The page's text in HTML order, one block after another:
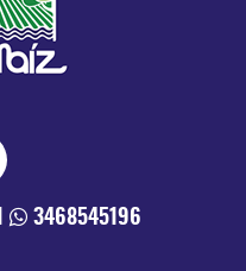
3468545196